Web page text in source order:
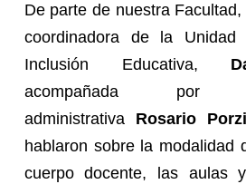
De parte de nuestra
coordinadora de la
Inclusión Educativa,
acompañada
administrativa Rosario
hablaron sobre la modalidad
cuerpo docente, las aulas